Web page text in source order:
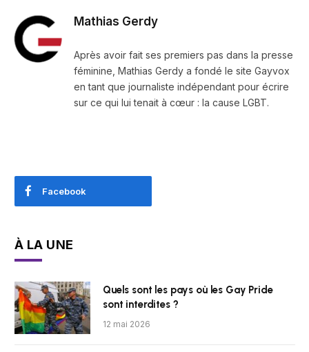
Mathias Gerdy
Après avoir fait ses premiers pas dans la presse
féminine, Mathias Gerdy a fondé le site Gayvox
en tant que journaliste indépendant pour écrire
sur ce qui lui tenait à cœur : la cause LGBT.
Facebook
À LA UNE
Quels sont les pays où les Gay Pride
sont interdites ?
12 mai 2026